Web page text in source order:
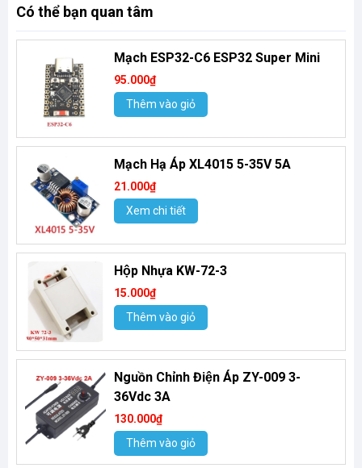
Có thể bạn quan tâm
Mạch ESP32-C6 ESP32 Super Mini
95.000₫
Thêm vào giỏ
Mạch Hạ Áp XL4015 5-35V 5A
21.000₫
Xem chi tiết
Hộp Nhựa KW-72-3
15.000₫
Thêm vào giỏ
Nguồn Chỉnh Điện Áp ZY-009 3-
36Vdc 3A
130.000₫
Thêm vào giỏ